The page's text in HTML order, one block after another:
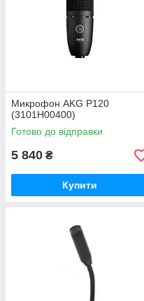
Микрофон AKG P120
(3101H00400)
Готово до відправки
5 840 ₴
Купити